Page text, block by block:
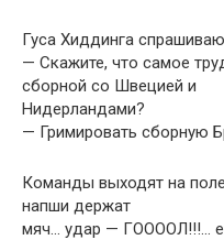
Гуса Хиддинга
— Скажите, что самое
сборной со Швецией и
Нидерландами?
— Гримировать сборную
Команды выходят на
напши держат
мяч… удар — ГООООЛ!!!…